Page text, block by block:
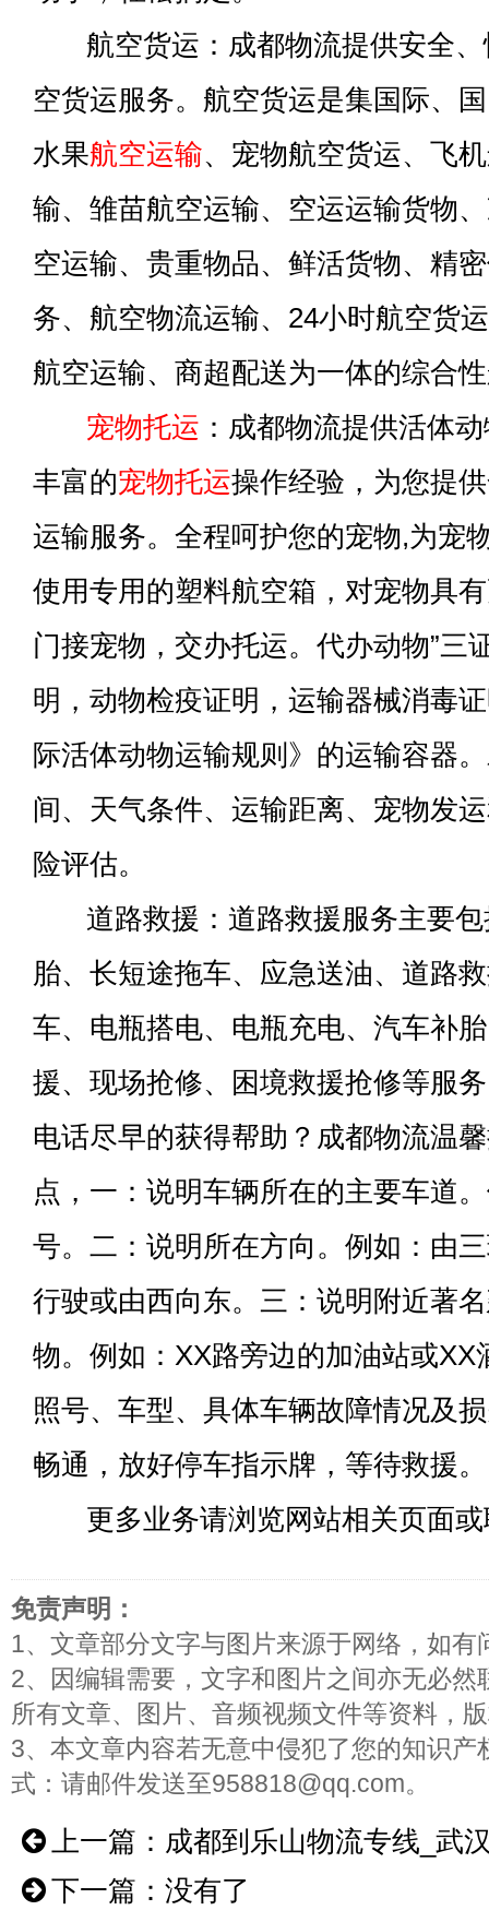
航空货运：成都物流提供安全、
空货运服务。航空货运是集国际、
水果航空运输、宠物航空货运、飞
输、雏苗航空运输、空运运输货物
空运输、贵重物品、鲜活货物、精
务、航空物流运输、24小时航空货
航空运输、商超配送为一体的综合
宠物托运 ：成都物流提供活体
丰富的宠物托运操作经验，为您提
运输服务。全程呵护您的宠物,为宠
使用专用的塑料航空箱，对宠物具
门接宠物，交办托运。代办动物”三
明，动物检疫证明，运输器械消毒
际活体动物运输规则》的运输容器
间、天气条件、运输距离、宠物发
险评估。
道路救援：道路救援服务主要包
胎、长短途拖车、应急送油、道路
车、电瓶搭电、电瓶充电、汽车补
援、现场抢修、困境救援抢修等服
电话尽早的获得帮助？成都物流温
点，一：说明车辆所在的主要车道
号。二：说明所在方向。例如：由
行驶或由西向东。三：说明附近著
物。例如：XX路旁边的加油站或
照号、车型、具体车辆故障情况及
畅通，放好停车指示牌，等待救援。
更多业务请浏览网站相关页
免责声明：
1、文章部分文字与图片来源于网络，如有
2、因编辑需要，文字和图片之间亦无必
所有文章、图片、音频视频文件等资料，
3、本文章内容若无意中侵犯了您的知识
式：请邮件发送至958818@qq.com。
上一篇： 成都到乐山物流专线_武
下一篇：没有了